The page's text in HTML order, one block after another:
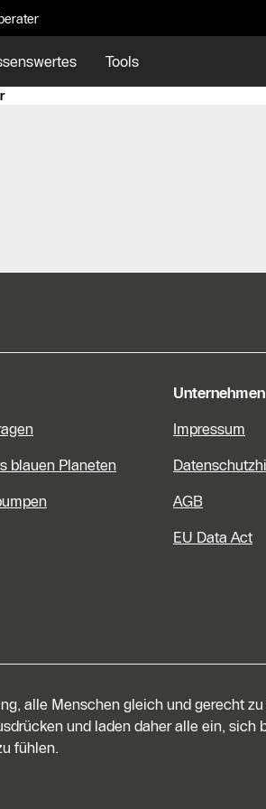
Tools
blauen Planeten
Unternehmen
Impressum
AGB
EU Data Act
alle Menschen gleich und gerecht
und laden daher alle ein, sich
fühlen.